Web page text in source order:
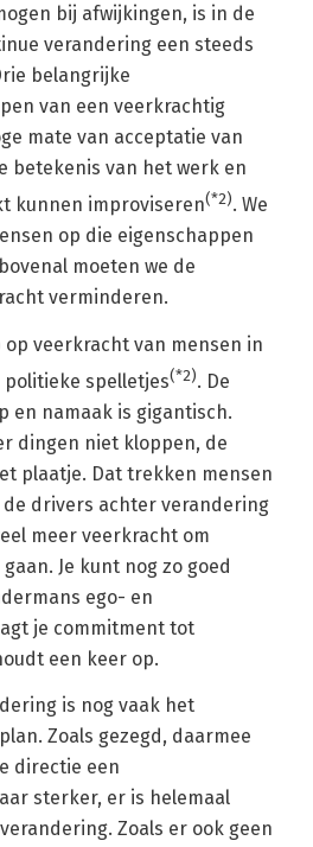
bij afwijkingen, is in de
verandering een steeds
belangrijke
van een veerkrachtig
mate van acceptatie van
betekenis van het werk en
kunnen improviseren(*2). We
op die eigenschappen
moeten we de
verminderen.
veerkracht van mensen in
spelletjes(*2). De
en namaak is gigantisch.
dingen niet kloppen, de
plaatje. Dat trekken mensen
drivers achter verandering
meer veerkracht om
Je kunt nog zo goed
ego- en
je commitment tot
een keer op.
is nog vaak het
Zoals gezegd, daarmee
directie een
sterker, er is helemaal
Zoals er ook geen